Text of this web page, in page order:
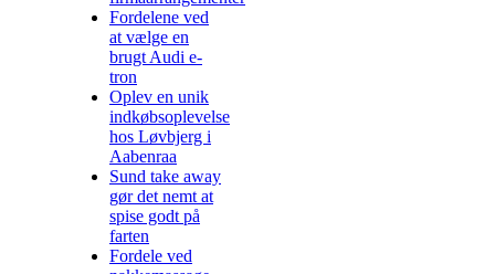
Fordelene ved
at vælge en
brugt Audi e-
tron
Oplev en unik
indkøbsoplevelse
hos Løvbjerg i
Aabenraa
Sund take away
gør det nemt at
spise godt på
farten
Fordele ved